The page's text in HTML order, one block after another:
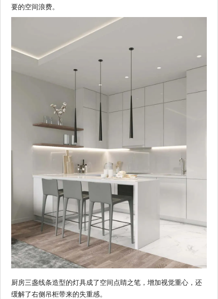
要的空间浪费。
厨房三盏线条造型的灯具成了空间点睛之笔，增加视觉重心，还
缓解了右侧吊柜带来的失重感。